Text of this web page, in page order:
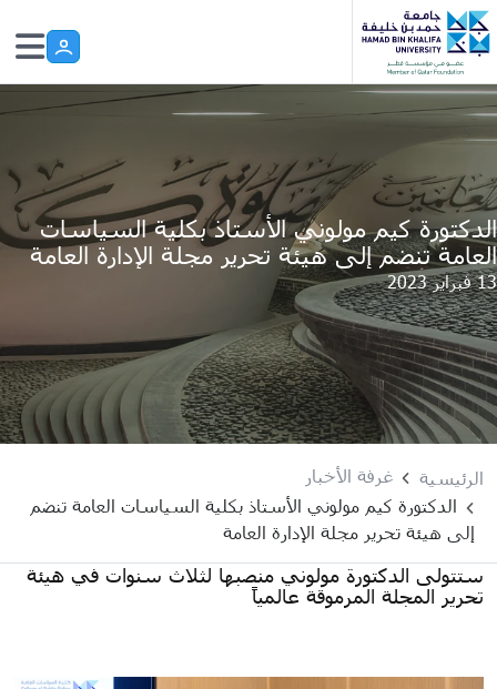
Skip to main content
الدكتورة كيم مولوني الأستاذ بكلية السياسات
العامة تنضم إلى هيئة تحرير مجلة الإدارة العامة
13 فبراير 2023
الرئيسية
غرفة الأخبار
الدكتورة كيم مولوني الأستاذ بكلية السياسات العامة تنضم
إلى هيئة تحرير مجلة الإدارة العامة
ستتولى الدكتورة مولوني منصبها لثلاث سنوات في هيئة
تحرير المجلة المرموقة عالمياً